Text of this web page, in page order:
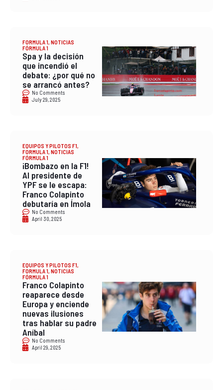
FORMULA 1, NOTICIAS
FÓRMULA 1
Spa y la decisión
que incendió el
debate: ¿por qué no
se arrancó antes?
No Comments
July 29, 2025
EQUIPOS Y PILOTOS F1,
FORMULA 1, NOTICIAS
FÓRMULA 1
¡Bombazo en la F1!
Al presidente de
YPF se le escapa:
Franco Colapinto
debutaría en Ímola
No Comments
April 30, 2025
EQUIPOS Y PILOTOS F1,
FORMULA 1, NOTICIAS
FÓRMULA 1
Franco Colapinto
reaparece desde
Europa y enciende
nuevas ilusiones
tras hablar su padre
Aníbal
No Comments
April 29, 2025